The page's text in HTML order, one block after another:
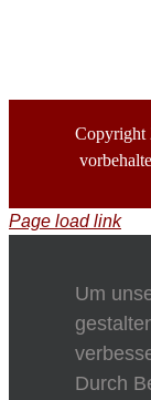
Copyright
Page load link
Um
Durch